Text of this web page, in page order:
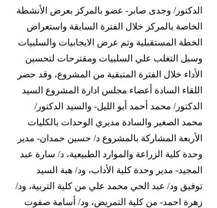
الدكتور/ وجدى صابر- عضو بالمركز بعرض الأنشطة
الخاصة بالمركز خلال الفترة السابقة واستعراض
الخطة المستقبلية وتم عرض الايجابيات والسلبيات
وسبل التغلب علي السلبيات ومقترحات لتحسين
الأداء خلال الفترة المتبقية من المشروع، وقد حضر
اللقاء السادة أعضاء مجلس ادارة المشروع السيد
الدكتور/ محمد أحمد أبو الليل- والسيد الدكتور/
محمد الصغير والسادة مديري الوحدات بالكليات
الأربعة المشاركة بالمشروع د/ حسين حمدان- مدير
وحدة كلية الزراعة والموارد الطبيعية، د/ سارة عبد
المجيد- مدير وحدة كلية الأداب، ود/ هبة السيد
توفيق ود/ عبد الحي محمد علي من كلية التربية، ود/
زهرة احمد- من كلية التمريض، ود/ أسامة صفوت